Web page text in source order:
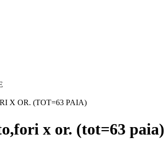
X OR. (TOT=63 PAIA)
x or. (tot=63 paia)